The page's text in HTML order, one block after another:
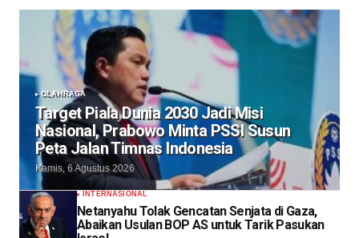
OLAHRAGA
Target Piala Dunia 2030 Jadi Misi
Nasional, Prabowo Minta PSSI Susun
Peta Jalan Timnas Indonesia
Kamis, 6 Agustus 2026
INTERNASIONAL
Netanyahu Tolak Gencatan Senjata di Gaza,
Abaikan Usulan BOP AS untuk Tarik Pasukan